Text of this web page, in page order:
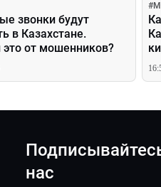
звонки будут
в Казахстане.
от мошенников?
#
нас